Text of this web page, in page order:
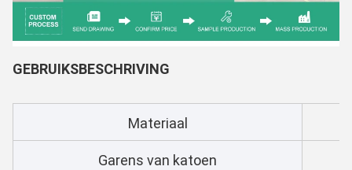
GEBRUIKSBESCHRIVING
Materiaal
Garens van katoen